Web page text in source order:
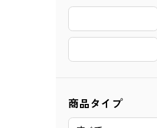
商品タイプ